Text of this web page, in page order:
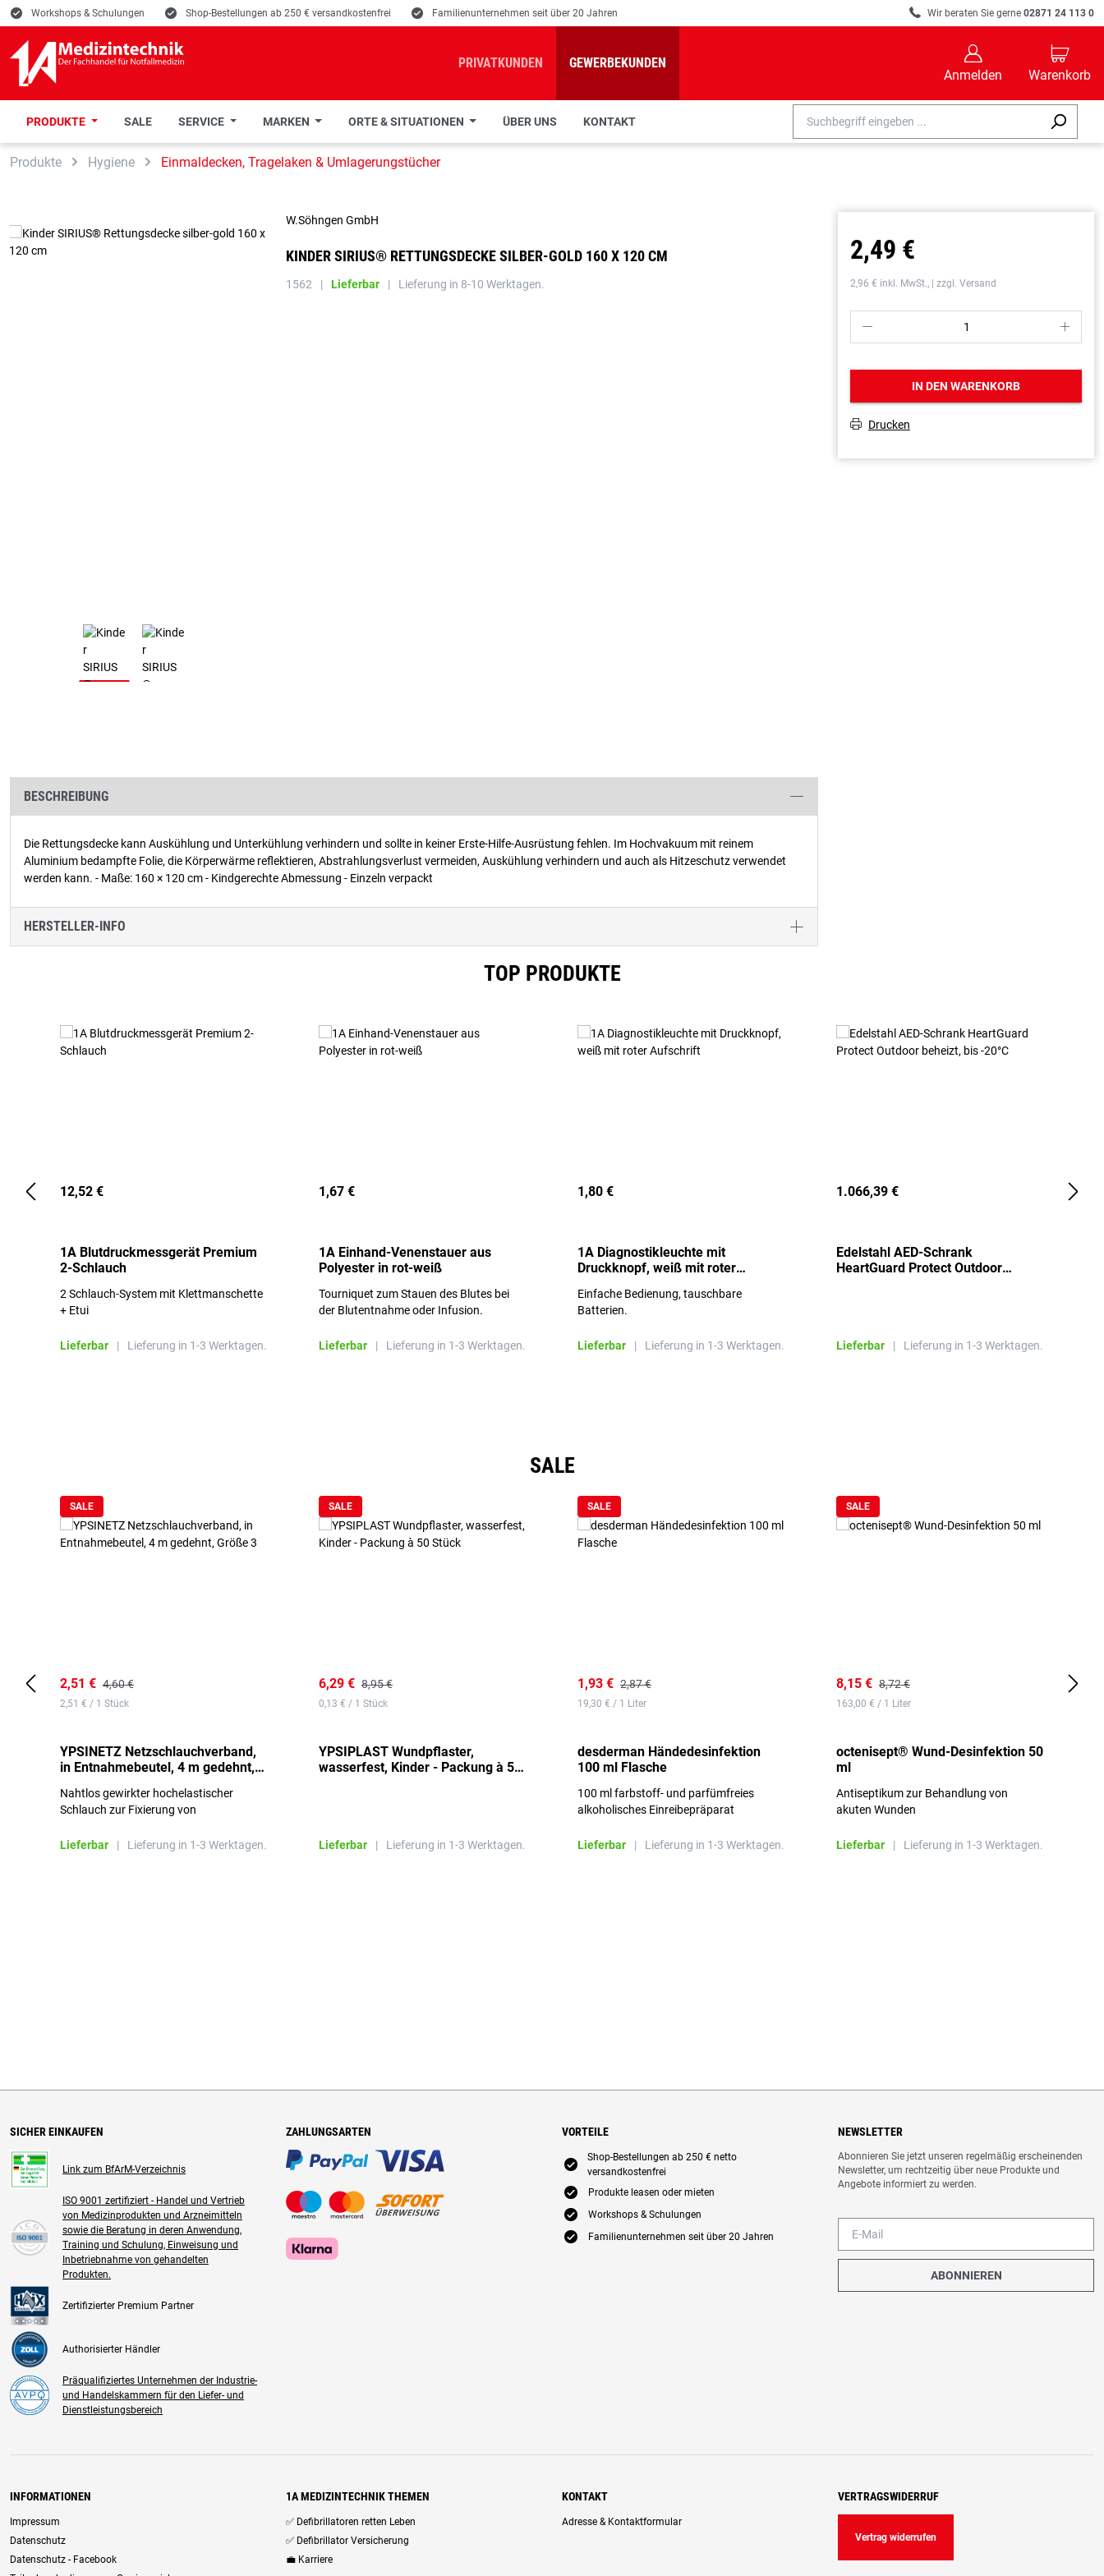
Zur Suche springen
Zur Hauptnavigation springen
E Workshops & Schulungen E Shop-Bestellungen ab 250 € versandkostenfrei E Familienunternehmen seit über 20 Jahren R Wir beraten Sie gerne 02871 24 113 0
PRIVATKUNDEN GEWERBEKUNDEN
B
Anmelden
C
Warenkorb
PRODUKTE SALE SERVICE MARKEN ORTE & SITUATIONEN ÜBER UNS KONTAKT
Produkte Hygiene Einmaldecken, Tragelaken & Umlagerungstücher
KINDER SIRIUS® RETTUNGSDECKE SILBER-GOLD 160 X 120 CM
W.Söhngen GmbH
1562 | Lieferbar | Lieferung in 8-10 Werktagen.
BESCHREIBUNG
Die Rettungsdecke kann Auskühlung und Unterkühlung verhindern und sollte in keiner Erste-Hilfe-Ausrüstung fehlen. Im Hochvakuum mit reinem
Aluminium bedampfte Folie, die Körperwärme reflektieren, Abstrahlungsverlust vermeiden, Auskühlung verhindern und auch als Hitzeschutz verwendet
werden kann. - Maße: 160 × 120 cm - Kindgerechte Abmessung - Einzeln verpackt
HERSTELLER-INFO
2,49 €
2,96 € inkl. MwSt., | zzgl. Versand
P S
IN DEN WARENKORB
T Drucken
TOP PRODUKTE
12,52 €
1A Blutdruckmessgerät Premium
2-Schlauch
2 Schlauch-System mit Klettmanschette
+ Etui
Lieferbar | Lieferung in 1-3 Werktagen.
1,67 €
1A Einhand-Venenstauer aus
Polyester in rot-weiß
Tourniquet zum Stauen des Blutes bei
der Blutentnahme oder Infusion.
Lieferbar | Lieferung in 1-3 Werktagen.
1,80 €
1A Diagnostikleuchte mit
Druckknopf, weiß mit roter
Einfache Bedienung, tauschbare
Batterien.
Lieferbar | Lieferung in 1-3 Werktagen.
1.066,39 €
Edelstahl AED-Schrank
HeartGuard Protect Outdoor
Lieferbar | Lieferung in 1-3 Werktagen.
SALE
SALE
2,51 € 4,60 €
2,51 € / 1 Stück
YPSINETZ Netzschlauchverband,
in Entnahmebeutel, 4 m gedehnt,
Nahtlos gewirkter hochelastischer
Schlauch zur Fixierung von
Lieferbar
| Lieferung in 1-3 Werktagen.
SALE
6,29 € 8,95 €
0,13 € / 1 Stück
YPSIPLAST Wundpflaster,
wasserfest, Kinder - Packung à 50
Lieferbar | Lieferung in 1-3 Werktagen.
SALE
1,93 € 2,87 €
19,30 € / 1 Liter
desderman Händedesinfektion
100 ml Flasche
100 ml farbstoff- und parfümfreies
alkoholisches Einreibepräparat
Lieferbar | Lieferung in 1-3 Werktagen.
SALE
8,15 € 8,72 €
163,00 € / 1 Liter
octenisept® Wund-Desinfektion 50
ml
Antiseptikum zur Behandlung von
akuten Wunden
Lieferbar | Lieferung in 1-3 Werktagen.
SICHER EINKAUFEN
Link zum BfArM-Verzeichnis
ISO 9001 zertifiziert - Handel und Vertrieb
von Medizinprodukten und Arzneimitteln
sowie die Beratung in deren Anwendung,
Training und Schulung, Einweisung und
Inbetriebnahme von gehandelten
Produkten.
Zertifizierter Premium Partner
Authorisierter Händler
Präqualifiziertes Unternehmen der Industrie-
und Handelskammern für den Liefer- und
Dienstleistungsbereich
ZAHLUNGSARTEN VORTEILE
E
Shop-Bestellungen ab 250 € netto
versandkostenfrei
E Produkte leasen oder mieten
E Workshops & Schulungen
E Familienunternehmen seit über 20 Jahren
NEWSLETTER
Abonnieren Sie jetzt unseren regelmäßig erscheinenden
Newsletter, um rechtzeitig über neue Produkte und
Angebote informiert zu werden.
ABONNIEREN
INFORMATIONEN
Impressum
Datenschutz
Datenschutz - Facebook
1A MEDIZINTECHNIK THEMEN
✅ Defibrillatoren retten Leben
✅ Defibrillator Versicherung
💼 Karriere
KONTAKT
Adresse & Kontaktformular
VERTRAGSWIDERRUF
Vertrag widerrufen